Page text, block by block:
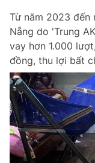
Từ năm 2023 đến
Nẵng do 'Trung
vay hơn 1.000
đồng, thu lợi bất